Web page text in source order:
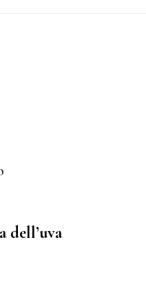
dell’uva